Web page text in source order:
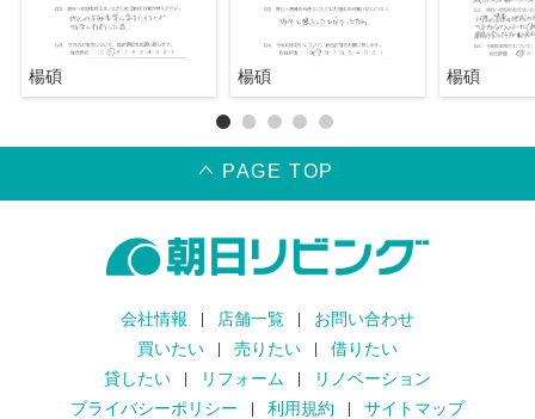
楊碩 楊碩 楊碩
PAGE TOP
会社情報 店舗一覧
お問い合わせ
買いたい
売りたい
借りたい
貸したい
リフォーム
リノベーション
プライバシーポリシー
利用規約 サイトマップ